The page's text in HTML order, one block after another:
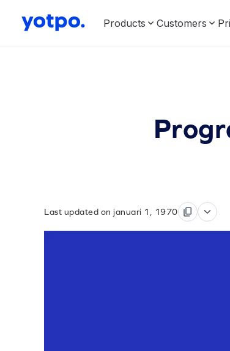
Products Customers
Last updated on januari 1, 1970